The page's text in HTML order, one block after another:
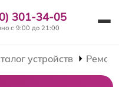
301-34-05
с 9:00 до 21:00
устройств